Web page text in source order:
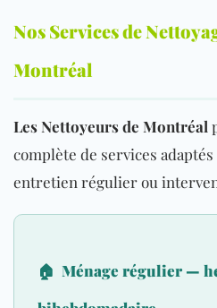
Nos Services de
Montréal
Les Nettoyeurs de Montréal
complète de services
entretien régulier ou
🏠 Ménage régulier —